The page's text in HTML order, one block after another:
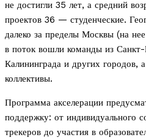
не достигли 35 лет, а средний
проектов 36 — студенческие.
далеко за пределы Москвы (на
в поток вошли команды из
Калининграда и других городов,
коллективы.
Программа акселерации
поддержку: от индивидуального
трекеров до участия в